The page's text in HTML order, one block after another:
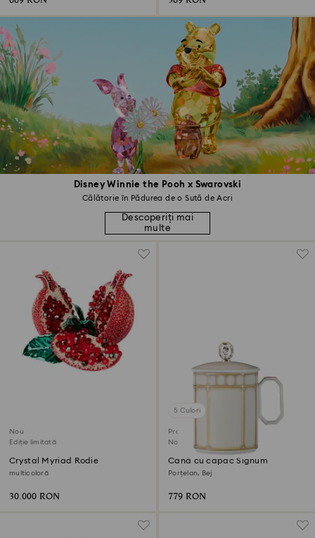
Disney Winnie the Pooh x Swarovski
Călătorie în Pădurea de o Sută de Acri
Descoperiți mai
multe
Nou
Ediție limitată
Crystal Myriad Rodie
multicoloră
30.000 RON
5 Culori
Produse pentru membrii SCS
Nou
Cană cu capac Signum
Porțelan, Bej
779 RON